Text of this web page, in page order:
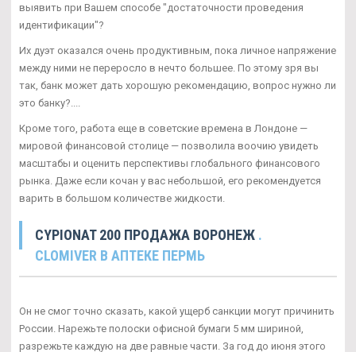
выявить при Вашем способе "достаточности проведения
идентификации"?
Их дуэт оказался очень продуктивным, пока личное напряжение
между ними не переросло в нечто большее. По этому зря вы
так, банк может дать хорошую рекомендацию, вопрос нужно ли
это банку?....
Кроме того, работа еще в советские времена в Лондоне —
мировой финансовой столице — позволила воочию увидеть
масштабы и оценить перспективы глобального финансового
рынка. Даже если кочан у вас небольшой, его рекомендуется
варить в большом количестве жидкости.
CYPIONAT 200 ПРОДАЖА ВОРОНЕЖ .
CLOMIVER В АПТЕКЕ ПЕРМЬ
Он не смог точно сказать, какой ущерб санкции могут причинить
России. Нарежьте полоски офисной бумаги 5 мм шириной,
разрежьте каждую на две равные части. За год до июня этого